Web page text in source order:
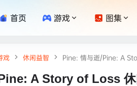
首页 游戏 图集
戏 休闲益智 Pine: 情与逝/Pine: A
A Story of Loss